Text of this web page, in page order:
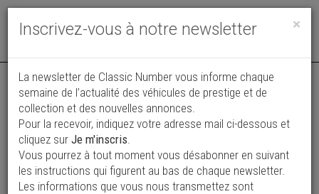
Toggle
Vos annonces vues par
plus de 4 millions de collectionneurs
×
Inscrivez-vous à notre newsletter
La newsletter de Classic Number vous informe chaque
semaine de l’actualité des véhicules de prestige et de
collection et des nouvelles annonces.
Pour la recevoir, indiquez votre adresse mail ci-dessous et
cliquez sur Je m'inscris.
Vous pourrez à tout moment vous désabonner en suivant
les instructions qui figurent au bas de chaque newsletter.
Les informations que vous nous transmettez sont